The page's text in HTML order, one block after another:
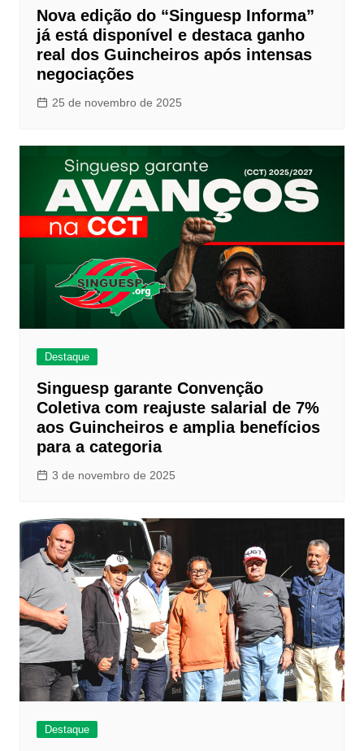
Nova edição do “Singuesp Informa”
já está disponível e destaca ganho
real dos Guincheiros após intensas
negociações
25 de novembro de 2025
Destaque
Singuesp garante Convenção
Coletiva com reajuste salarial de 7%
aos Guincheiros e amplia benefícios
para a categoria
3 de novembro de 2025
Destaque